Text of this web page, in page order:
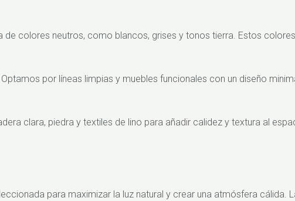
de colores neutros, como blancos, grises y tonos tierra. Estos
por líneas limpias y muebles funcionales con un diseño
clara, piedra y textiles de lino para añadir calidez y textura al
para maximizar la luz natural y crear una atmósfera cálida.